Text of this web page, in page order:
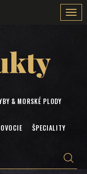
& MORSKÉ PLODY
OVOCIE ŠPECIALITY